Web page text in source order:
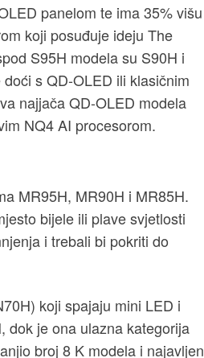
panelom te ima 35% višu
koji posuđuje ideju The
S95H modela su S90H i
s QD-OLED ili klasičnim
najjača QD-OLED modela
NQ4 AI procesorom.
MR95H, MR90H i MR85H.
bijele ili plave svjetlosti
i trebali bi pokriti do
koji spajaju mini LED i
dok je ona ulazna kategorija
broj 8 K modela i najavljen